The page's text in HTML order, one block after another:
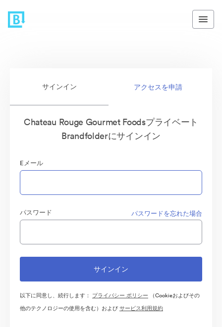
サインイン アクセスを申請
Chateau Rouge Gourmet Foodsプライベート
Brandfolderにサインイン
Eメール
パスワード パスワードを忘れた場合
以下に同意し、続行します： プライバシー ポリシー （Cookieおよびその
他のテクノロジーの使用を含む）およびサービス利用規約